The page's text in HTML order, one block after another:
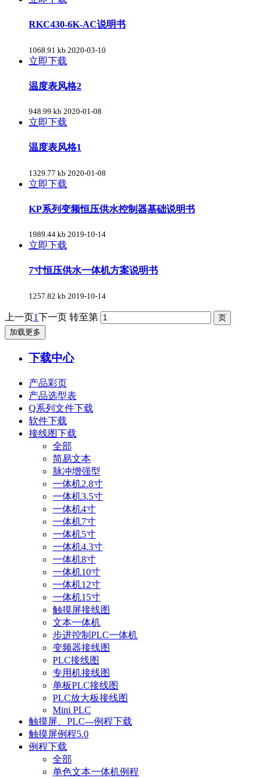
RKC430-6K-AC说明书
1068.91 kb 2020-03-10
立即下载
温度表风格2
948.99 kb 2020-01-08
立即下载
温度表风格1
1329.77 kb 2020-01-08
立即下载
KP系列变频恒压供水控制器基础说明书
1989.44 kb 2019-10-14
立即下载
7寸恒压供水一体机方案说明书
1257.82 kb 2019-10-14
上一页1下一页 转至第
加载更多
下载中心
产品彩页
产品选型表
Q系列文件下载
软件下载
接线图下载
全部
简易文本
脉冲增强型
一体机2.8寸
一体机3.5寸
一体机4寸
一体机7寸
一体机5寸
一体机4.3寸
一体机8寸
一体机10寸
一体机12寸
一体机15寸
触摸屏接线图
文本一体机
步进控制PLC一体机
变频器接线图
PLC接线图
专用机接线图
单板PLC接线图
PLC放大板接线图
Mini PLC
触摸屏、PLC---例程下载
触摸屏例程5.0
例程下载
全部
单色文本一体机例程